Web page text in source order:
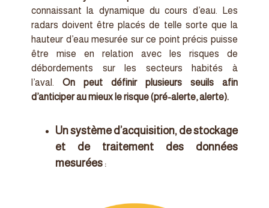
connaissant la dynamique du cours d’eau. Les
radars doivent être placés de telle sorte que la
hauteur d’eau mesurée sur ce point précis puisse
être mise en relation avec les risques de
débordements sur les secteurs habités à
l’aval. On peut définir plusieurs seuils afin
d’anticiper au mieux le risque (pré-alerte, alerte).
Un système d’acquisition, de stockage
et de traitement des données
mesurées: